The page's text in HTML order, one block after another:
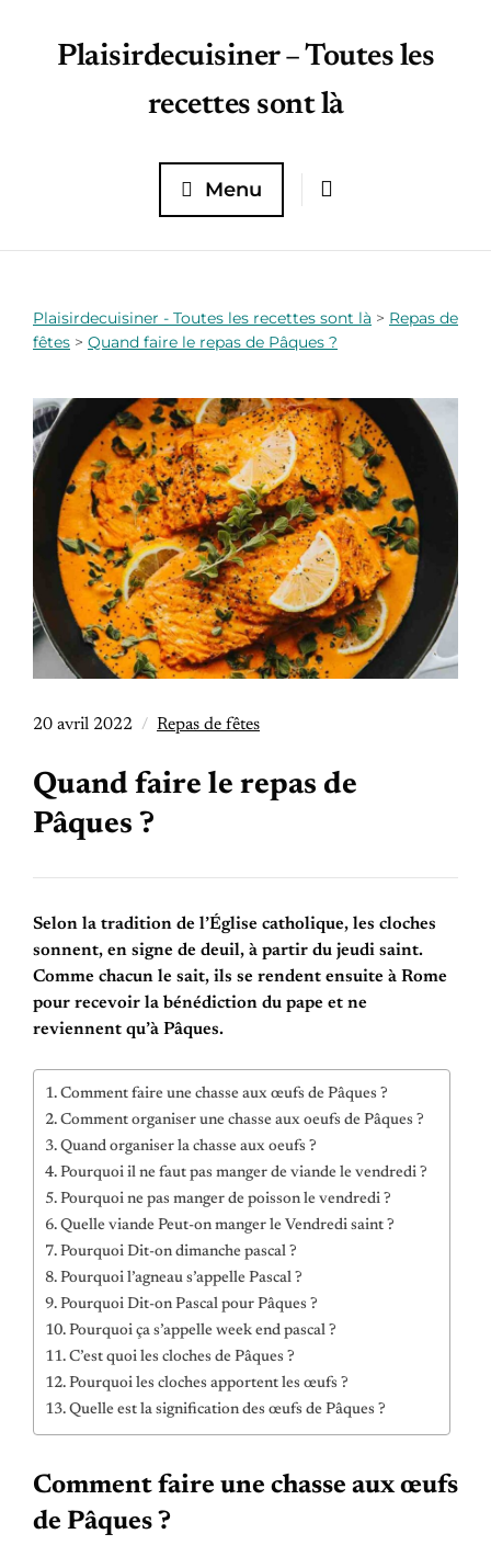
Plaisirdecuisiner – Toutes les
recettes sont là
Menu
Plaisirdecuisiner - Toutes les recettes sont là > Repas de
fêtes > Quand faire le repas de Pâques ?
20 avril 2022 Repas de fêtes
Quand faire le repas de
Pâques ?
Selon la tradition de l’Église catholique, les cloches
sonnent, en signe de deuil, à partir du jeudi saint.
Comme chacun le sait, ils se rendent ensuite à Rome
pour recevoir la bénédiction du pape et ne
reviennent qu’à Pâques.
Comment faire une chasse aux œufs de Pâques ?
Comment organiser une chasse aux oeufs de Pâques ?
Quand organiser la chasse aux oeufs ?
Pourquoi il ne faut pas manger de viande le vendredi ?
Pourquoi ne pas manger de poisson le vendredi ?
Quelle viande Peut-on manger le Vendredi saint ?
Pourquoi Dit-on dimanche pascal ?
Pourquoi l’agneau s’appelle Pascal ?
Pourquoi Dit-on Pascal pour Pâques ?
Pourquoi ça s’appelle week end pascal ?
C’est quoi les cloches de Pâques ?
Pourquoi les cloches apportent les œufs ?
Quelle est la signification des œufs de Pâques ?
Comment faire une chasse aux œufs
de Pâques ?